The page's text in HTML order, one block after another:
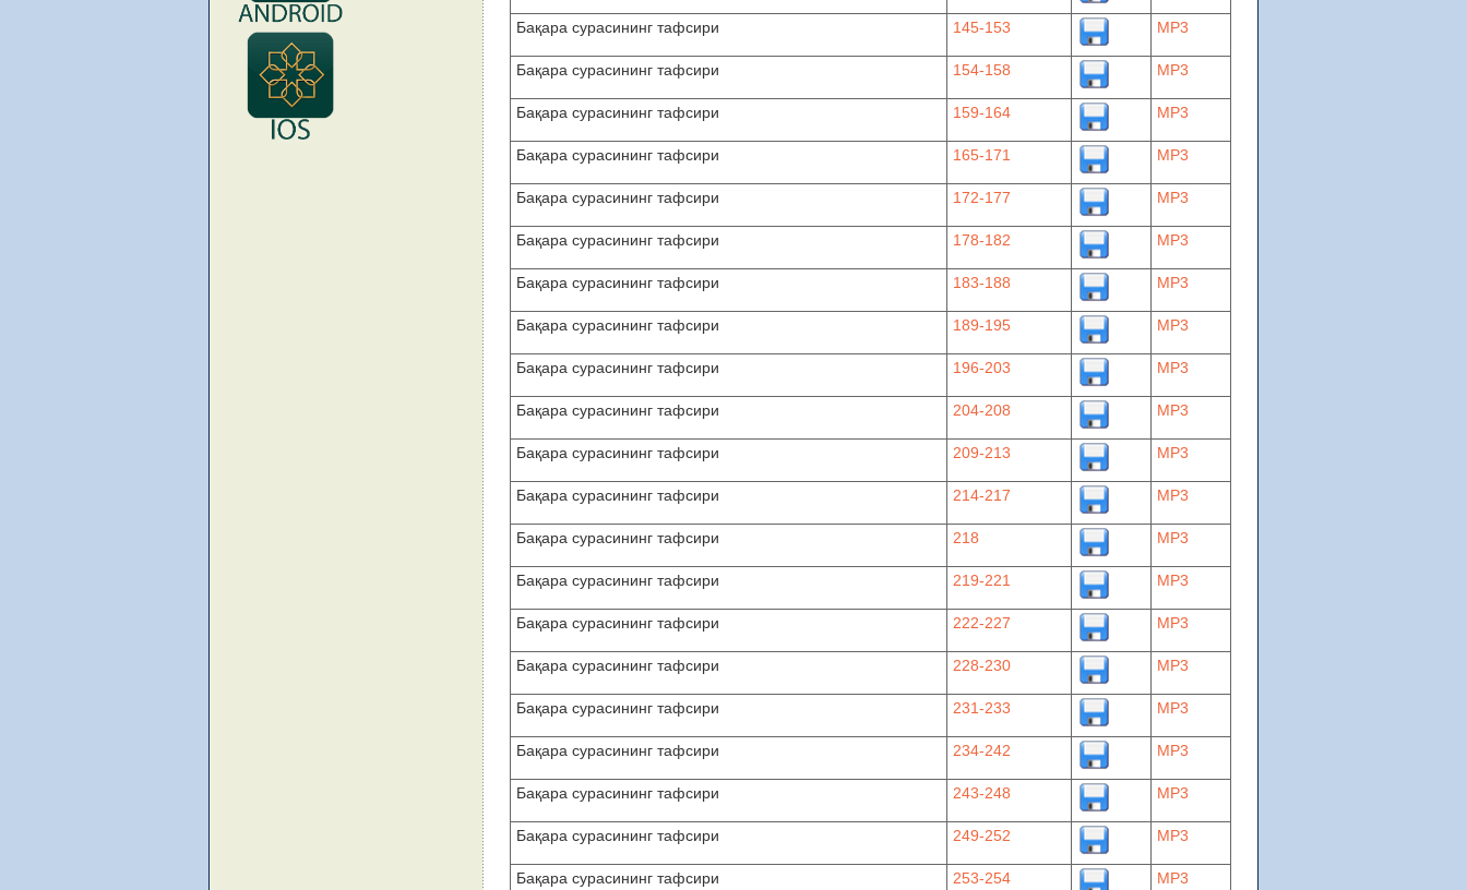
Бақара сурасининг тафсири 145-153 MP3
Бақара сурасининг тафсири 154-158 MP3
Бақара сурасининг тафсири 159-164 MP3
Бақара сурасининг тафсири 165-171 MP3
Бақара сурасининг тафсири 172-177 MP3
Бақара сурасининг тафсири 178-182 MP3
Бақара сурасининг тафсири 183-188 MP3
Бақара сурасининг тафсири 189-195 MP3
Бақара сурасининг тафсири 196-203 MP3
Бақара сурасининг тафсири 204-208 MP3
Бақара сурасининг тафсири 209-213 MP3
Бақара сурасининг тафсири 214-217 MP3
Бақара сурасининг тафсири 218 MP3
Бақара сурасининг тафсири 219-221 MP3
Бақара сурасининг тафсири 222-227 MP3
Бақара сурасининг тафсири 228-230 MP3
Бақара сурасининг тафсири 231-233 MP3
Бақара сурасининг тафсири 234-242 MP3
Бақара сурасининг тафсири 243-248 MP3
Бақара сурасининг тафсири 249-252 MP3
Бақара сурасининг тафсири 253-254 MP3